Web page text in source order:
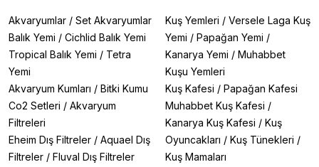
Akvaryumlar / Set Akvaryumlar
Balık Yemi / Cichlid Balık Yemi
Tropical Balık Yemi / Tetra
Yemi
Akvaryum Kumları / Bitki Kumu
Co2 Setleri / Akvaryum
Filtreleri
Eheim Dış Filtreler / Aquael Dış
Filtreler / Fluval Dış Filtreler
Kuş Yemleri / Versele Laga Kuş
Yemi / Papağan Yemi /
Kanarya Yemi / Muhabbet
Kuşu Yemleri
Kuş Kafesi / Papağan Kafesi
Muhabbet Kuş Kafesi /
Kanarya Kuş Kafesi / Kuş
Oyuncakları / Kuş Tünekleri /
Kuş Mamaları